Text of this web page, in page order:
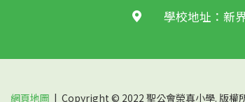
學校地址：新
網頁地圖 | Copyright © 2022 聖公會榮真小學. 版權